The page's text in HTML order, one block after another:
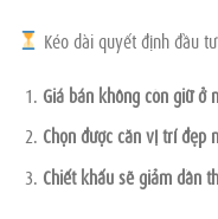
Kéo dài quyết định đầu
Giá bán không còn giữ ở
Chọn được căn vị trí đẹp
Chiết khấu sẽ giảm dần